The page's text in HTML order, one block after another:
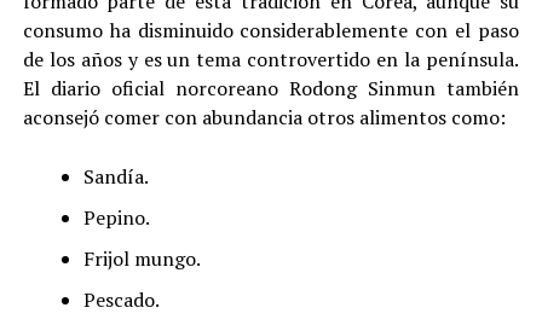
consumo ha disminuido considerablemente con el paso
de los años y es un tema controvertido en la península.
El diario oficial norcoreano Rodong Sinmun también
aconsejó comer con abundancia otros alimentos como:
Sandía.
Pepino.
Frijol mungo.
Pescado.